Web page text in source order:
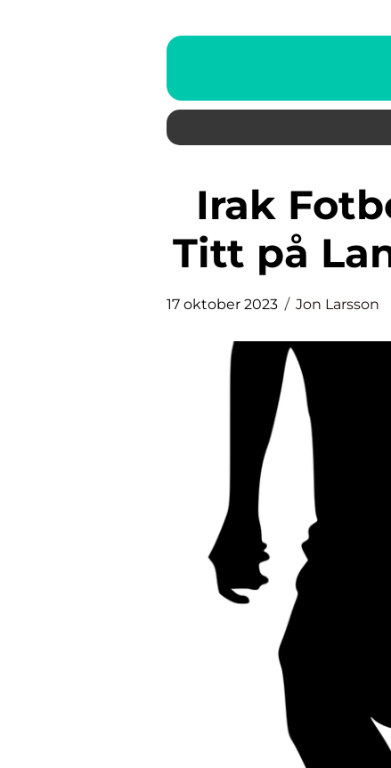
Irak Fotboll: En Djupgående
Titt på
17 oktober 2023 Jon Larsson